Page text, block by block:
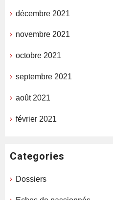
décembre 2021
novembre 2021
octobre 2021
septembre 2021
août 2021
février 2021
Categories
Dossiers